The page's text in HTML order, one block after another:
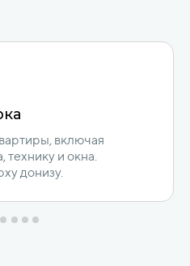
следов краски и
до состояния,